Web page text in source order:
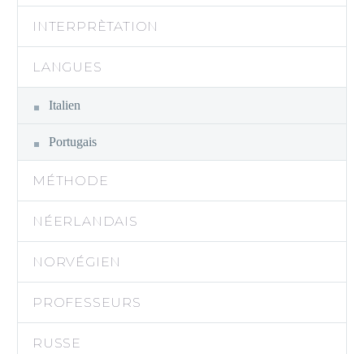
INTERPRÈTATION
LANGUES
Italien
Portugais
MÉTHODE
NÉERLANDAIS
NORVÉGIEN
PROFESSEURS
RUSSE